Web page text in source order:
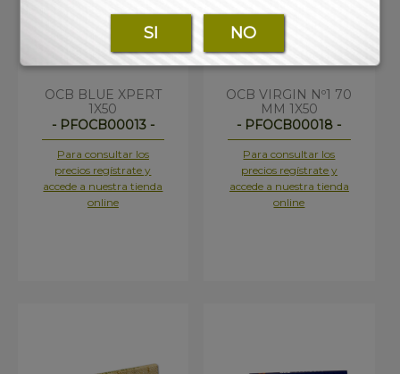
OCB BLUE XPERT
1X50
- PFOCB00013 -
Para consultar los
precios regístrate y
accede a nuestra tienda
online
OCB VIRGIN Nº1 70
MM 1X50
- PFOCB00018 -
Para consultar los
precios regístrate y
accede a nuestra tienda
online
SI NO